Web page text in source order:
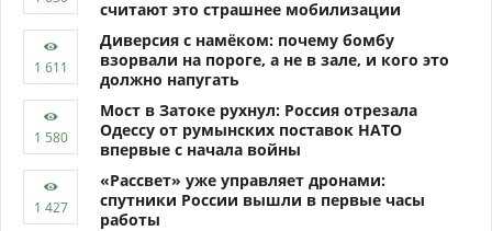
считают это страшнее мобилизации
Диверсия с намёком: почему бомбу
взорвали на пороге, а не в зале, и кого это
должно напугать
Мост в Затоке рухнул: Россия отрезала
Одессу от румынских поставок НАТО
впервые с начала войны
«Рассвет» уже управляет дронами:
спутники России вышли в первые часы
работы